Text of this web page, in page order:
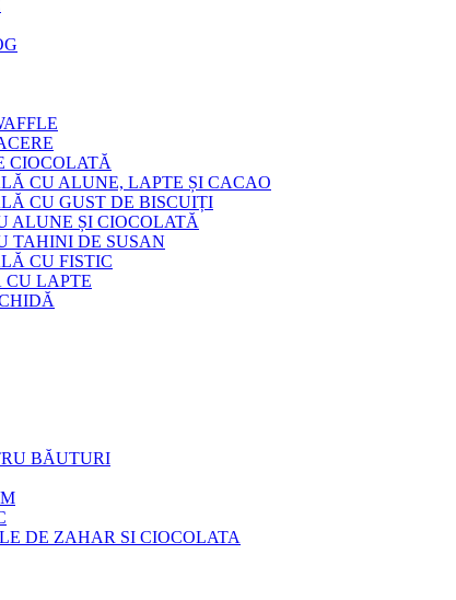
CIOCOLATĂ
CU ALUNE, LAPTE ȘI CACAO
CU GUST DE BISCUIȚI
ALUNE ȘI CIOCOLATĂ
TAHINI DE SUSAN
CU FISTIC
LAPTE
BĂUTURI
DE ZAHAR SI CIOCOLATA